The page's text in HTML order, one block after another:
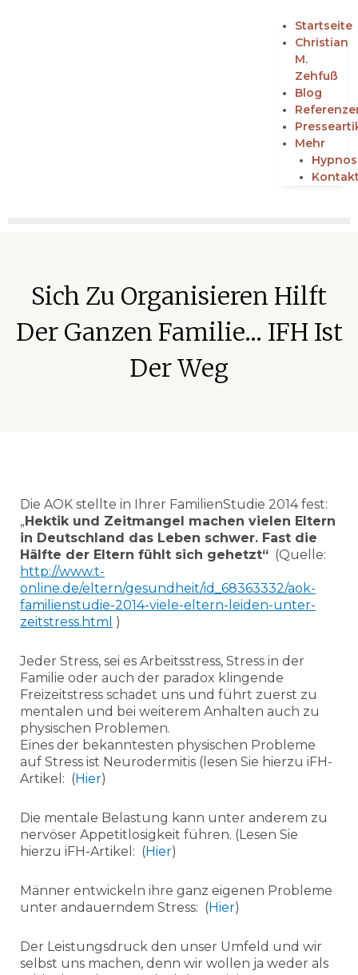
Startseite
Christian
M.
Zehfuß
Blog
Mehr
Sich Zu Organisieren Hilft
Der Ganzen Familie… IFH Ist
Der Weg
Die AOK stellte in Ihrer FamilienStudie 2014 fest:
„ Hektik und Zeitmangel machen vielen Eltern
in Deutschland das Leben schwer. Fast die
Hälfte der Eltern fühlt sich gehetzt“ (Quelle:
http://www.t-
online.de/eltern/gesundheit/id_68363332/aok-
familienstudie-2014-viele-eltern-leiden-unter-
zeitstress.html )
Jeder Stress, sei es Arbeitsstress, Stress in der
Familie oder auch der paradox klingende
Freizeitstress schadet uns und führt zuerst zu
mentalen und bei weiterem Anhalten auch zu
physischen Problemen.
Eines der bekanntesten physischen Probleme
auf Stress ist Neurodermitis (lesen Sie hierzu iFH-
Artikel: (Hier)
Die mentale Belastung kann unter anderem zu
nervöser Appetitlosigkeit führen. (Lesen Sie
hierzu iFH-Artikel: (Hier)
Männer entwickeln ihre ganz eigenen Probleme
unter andauerndem Stress: (Hier)
Der Leistungsdruck den unser Umfeld und wir
selbst uns machen, denn wir wollen ja weder als